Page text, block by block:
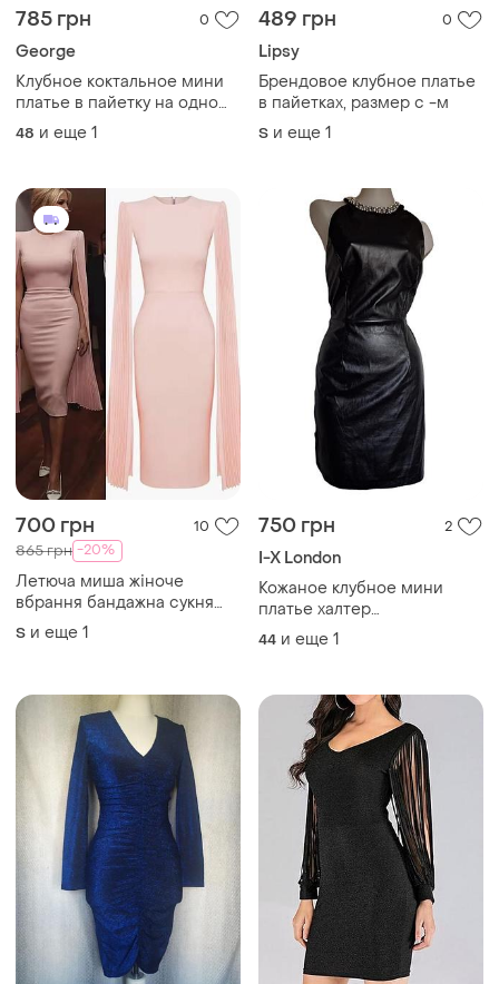
785 грн 0
George
Клубное коктальное мини
платье в пайетку на одно
плечо, облегающее
блестящее вечернее
платье
48 и еще 1
489 грн 0
Lipsy
Брендовое клубное платье
в пайетках, размер с -м
S и еще 1
700 грн 10
865 грн -20%
Летюча миша жіноче
вбрання бандажна сукня
клубна вечірня
S и еще 1
750 грн 2
I-X London
Кожаное клубное мини
платье халтер
декорированное стразами,
летнее вечернее клубное
обнаженные плечи узкие
бедра искусственная кожа
44 и еще 1